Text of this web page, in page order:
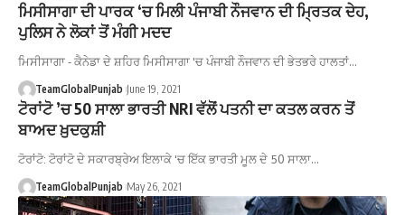
ਮਿਸੀਸਾਗਾ ਦੀ ਪਾਰਕ ‘ਚ ਮਿਲੀ ਪੰਜਾਬੀ ਨੌਜਵਾਨ ਦੀ ਮ੍ਰਿਤਕ ਦੇਹ,
ਪੁਲਿਸ ਨੇ ਲੋਕਾਂ ਤੋਂ ਮੰਗੀ ਮਦਦ
ਮਿਸੀਸਾਗਾ - ਕੈਨੇਡਾ ਦੇ ਸ਼ਹਿਰ ਮਿਸੀਸਾਗਾ 'ਚ ਪੰਜਾਬੀ ਨੌਜਵਾਨ ਦੀ ਭੇਤਭਰੇ ਹਾਲਤਾਂ…
TeamGlobalPunjab June 19, 2021
ਟੋਰਾਂਟੋ ’ਚ 50 ਸਾਲਾ ਭਾਰਤੀ NRI ਵੱਲੋਂ ਪਤਨੀ ਦਾ ਕਤਲ ਕਰਨ ਤੋਂ
ਬਾਅਦ ਖ਼ੁਦਕੁਸ਼ੀ
ਟੋਰਾਂਟੋ: ਟੋਰਾਂਟੋ ਦੇ ਸਕਾਰਬ੍ਰੇਅ ਇਲਾਕੇ 'ਚ ਇੱਕ ਭਾਰਤੀ ਮੂਲ ਦੇ 50 ਸਾਲਾ…
TeamGlobalPunjab May 26, 2021